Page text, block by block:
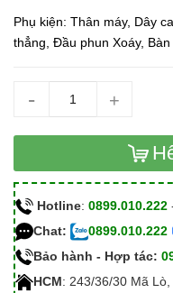
Phụ kiện: Thân máy, Dây
thẳng, Đầu phun Xoáy,
- +
Hotline: 0899.010.222
Chat:
0899.010.222
Bảo hành - Hợp tác:
HCM: 243/36/30 Mã